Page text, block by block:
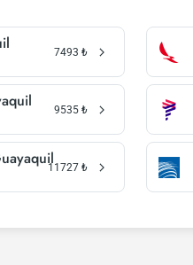
7493 ₺
9535 ₺
11727 ₺